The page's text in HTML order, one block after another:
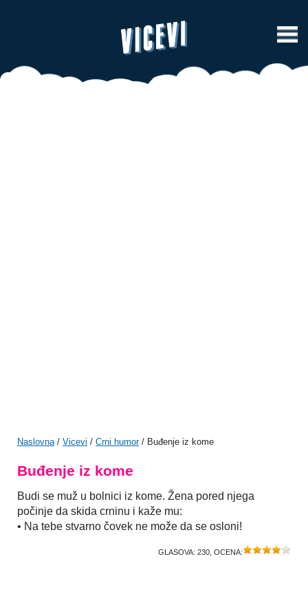
Naslovna/ Vicevi / Crni humor/ Buđenje iz kome
Buđenje iz kome
Budi se muž u bolnici iz kome. Žena pored njega
počinje da skida crninu i kaže mu:
• Na tebe stvarno čovek ne može da se osloni!
GLASOVA: 230 , OCENA: